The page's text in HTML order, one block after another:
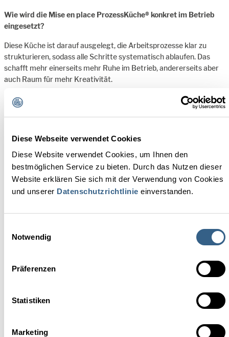
Diese Webseite verwendet Cookies
Diese Website verwendet Cookies, um Ihnen den
bestmöglichen Service zu bieten. Durch das Nutzen dieser
Website erklären Sie sich mit der Verwendung von Cookies
und unserer Datenschutzrichtlinie einverstanden.
Notwendig
Präferenzen
Statistiken
Marketing
Wie wird die Mise en place ProzessKüche® konkret im Betrieb
eingesetzt?
Diese Küche ist darauf ausgelegt, die Arbeitsprozesse klar zu
strukturieren, sodass alle Schritte systematisch ablaufen. Das
schafft mehr einerseits mehr Ruhe im Betrieb, andererseits aber
auch Raum für mehr Kreativität.
ZOOM
Wie aufwändig war die Implementierung?